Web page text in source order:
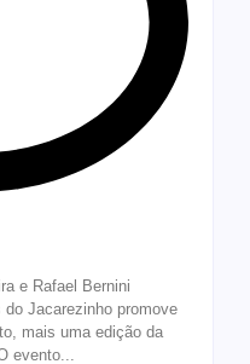
e Rafael Bernini
Jacarezinho promove
mais uma edição da
evento...